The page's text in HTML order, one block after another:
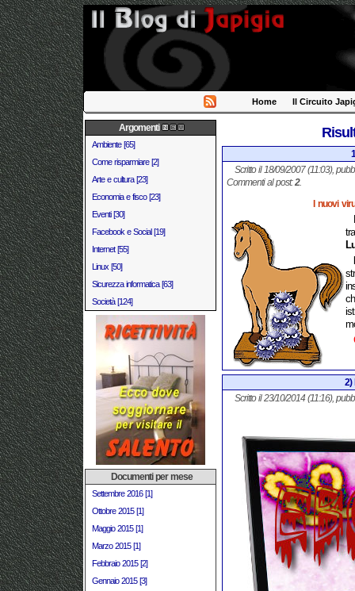
Home Il Circuito
Argomenti
Ambiente [65]
Come risparmiare [2]
Arte e cultura [23]
Economia e fisco [23]
Eventi [30]
Facebook e Social [19]
Internet [55]
Linux [50]
Sicurezza informatica [63]
Società [124]
Documenti per mese
Settembre 2016 [1]
Ottobre 2015 [1]
Maggio 2015 [1]
Marzo 2015 [1]
Febbraio 2015 [2]
Gennaio 2015 [3]
Scritto il 18/09/2007 (11:03),
Commenti al post:2.
I nuovi
2)
Scritto il 23/10/2014 (11:16),